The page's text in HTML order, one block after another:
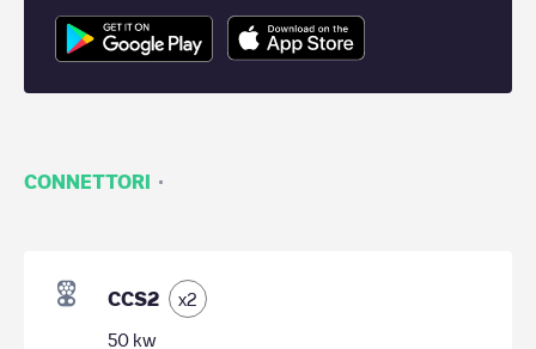
CONNETTORI ·
CCS2 x2
50 kw